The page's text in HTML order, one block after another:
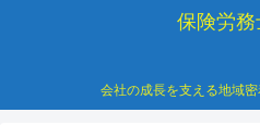
保険労
会社の成長を支える地域